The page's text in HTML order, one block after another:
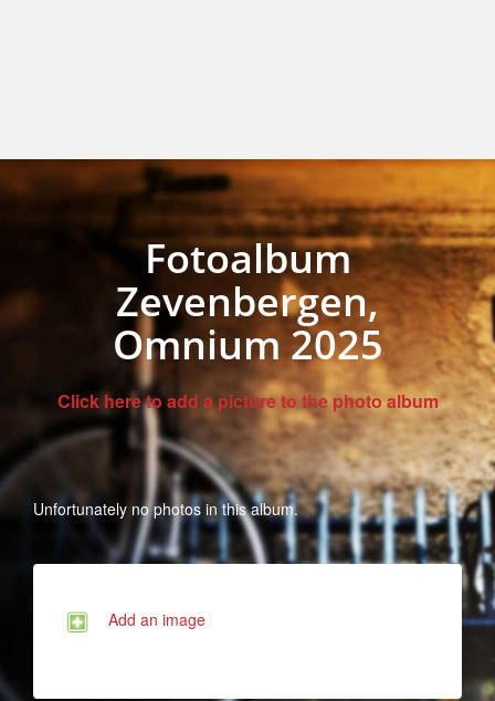
Fotoalbum
Zevenbergen,
Omnium 2025
Click here to add a picture to the photo album
Unfortunately no photos in this album.
Add an image